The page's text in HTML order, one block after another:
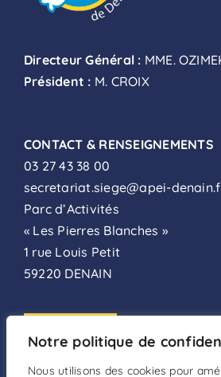
Notre politique de
Nous utilisons des cookies pour
Directeur Général : MME.
Président : M. CROIX
CONTACT & RENSEIGNEMENTS
03 27 43 38 00
secretariat.siege@apei-
Parc d’Activités
« Les Pierres Blanches »
1 rue Louis Petit
59220 DENAIN
FAIRE UN DON